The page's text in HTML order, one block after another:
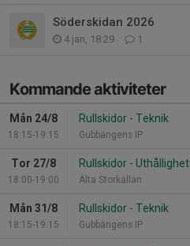
Söderskidan 2026
4 jan, 18:29 1
Kommande aktiviteter
Mån 24/8
18:15-19:15
Rullskidor - Teknik
Gubbängens IP
Tor 27/8
18:00-19:00
Rullskidor - Uthållighet
Älta Storkällan
Mån 31/8
18:15-19:15
Rullskidor - Teknik
Gubbängens IP